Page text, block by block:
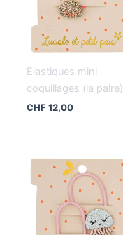
Elastiques mini
coquillages (la paire)
CHF12,00